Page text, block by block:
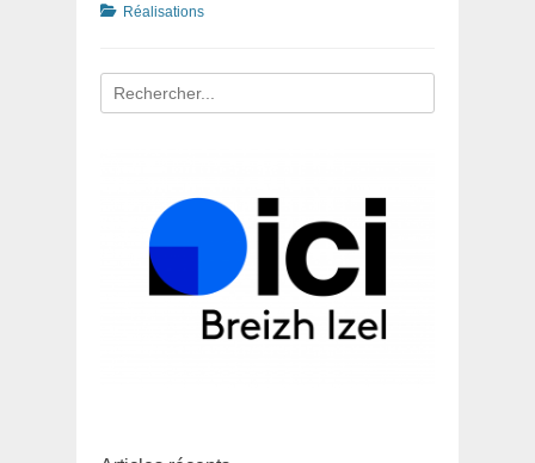
Catégories
Réalisations
Recherche
pour